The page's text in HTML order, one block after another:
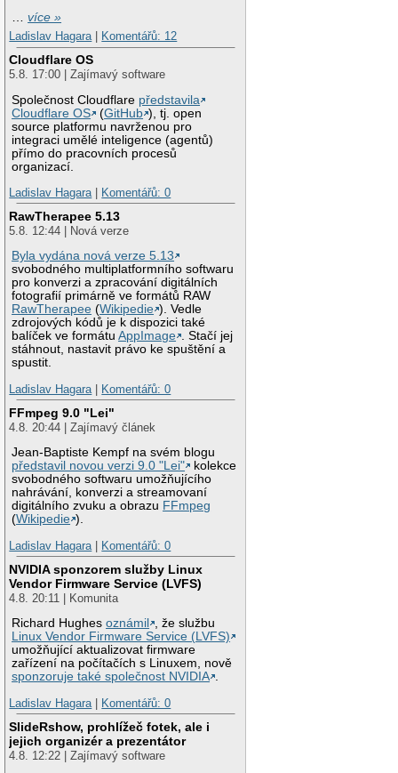
…více »
Ladislav Hagara| Komentářů: 12
Cloudflare OS
5.8. 17:00 | Zajímavý software
Společnost Cloudflare představila
Cloudflare OS
(GitHub ), tj. open
source platformu navrženou pro
integraci umělé inteligence (agentů)
přímo do pracovních procesů
organizací.
Ladislav Hagara| Komentářů: 0
RawTherapee 5.13
5.8. 12:44 | Nová verze
Byla vydána nová verze 5.13
svobodného multiplatformního softwaru
pro konverzi a zpracování digitálních
fotografií primárně ve formátů RAW
RawTherapee (Wikipedie ). Vedle
zdrojových kódů je k dispozici také
balíček ve formátuAppImage . Stačí jej
stáhnout, nastavit právo ke spuštění a
spustit.
Ladislav Hagara| Komentářů: 0
FFmpeg 9.0 "Lei"
4.8. 20:44 | Zajímavý článek
Jean-Baptiste Kempf na svém blogu
představil novou verzi 9.0 "Lei"
kolekce
svobodného softwaru umožňujícího
nahrávání, konverzi a streamovaní
digitálního zvuku a obrazu FFmpeg
(Wikipedie ).
Ladislav Hagara| Komentářů: 0
NVIDIA sponzorem služby Linux
Vendor Firmware Service (LVFS)
4.8. 20:11 | Komunita
Richard Hughesoznámil
, že službu
Linux Vendor Firmware Service (LVFS)
umožňující aktualizovat firmware
zařízení na počítačích s Linuxem, nově
sponzoruje také společnost NVIDIA .
Ladislav Hagara| Komentářů: 0
SlideRshow, prohlížeč fotek, ale i
jejich organizér a prezentátor
4.8. 12:22 | Zajímavý software